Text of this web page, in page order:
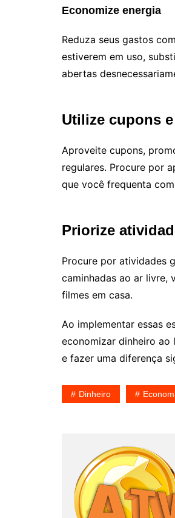
Economize energia
Reduza seus gastos
estiverem em uso,
abertas
Utilize cupons
Aproveite cupons,
regulares. Procure por
que você frequenta
Priorize
Procure por atividades
caminhadas ao ar livre,
filmes em casa.
Ao implementar essas
economizar dinheiro ao
e fazer uma diferença
Dinheiro